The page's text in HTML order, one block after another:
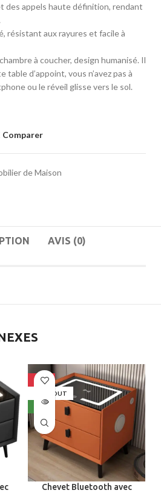
des appels haute définition, rendant
résistant aux rayures et facile à
à coucher, design humanisé. Il
d’appoint, vous n’avez pas à
ou le réveil glisse vers le sol.
Comparer
de Maison
AVIS (0)
-27%
SOLD OUT
NEW
Chevet Bluetooth avec